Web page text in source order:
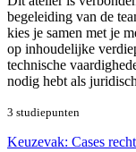
begeleiding van de
kies je samen met je
op inhoudelijke
technische
nodig hebt als
3 studiepunten
Keuzevak: Cases